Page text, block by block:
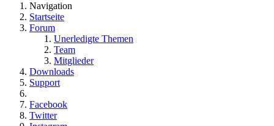
Navigation
Startseite
Forum
Unerledigte Themen
Team
Mitglieder
Downloads
Support
Facebook
Twitter